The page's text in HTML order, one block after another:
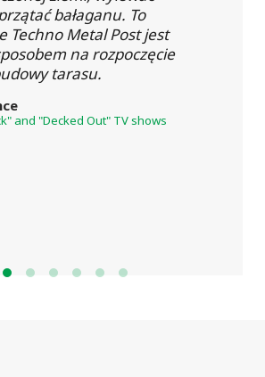
bałaganu. To
Techno Metal Post jest
na rozpoczęcie
tarasu.
and "Decked Out" TV shows